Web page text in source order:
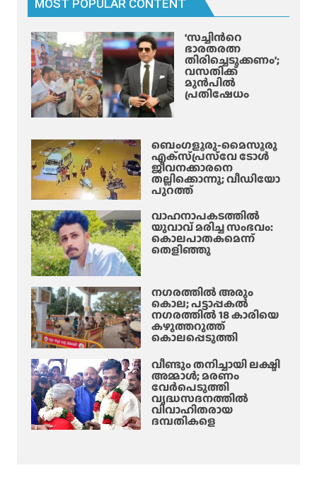
ഷ്ണ
വെ
ളി
പ്പെ
ടു
!
MOST POPULAR CONTENT
‘സച്ചിന്‍റെ
ഭാരതരത്ന
തിരിച്ചെടുക്കണം’;
വസതിക്ക്
മുൻപിൽ
പ്രതിഷേധം
ബെംഗളൂരു-മൈസൂരു
എക്‌സ്‌പ്രസ്‌വേ ടോൾ
ജീവനക്കാരനെ
തല്ലിക്കൊന്നു; വീഡിയോ
പുറത്ത്
വാഹനാപകടത്തിൽ
യുവാവ് മരിച്ച സംഭവം:
കൊലപാതകമെന്ന്
തെളിഞ്ഞു
നഗരത്തിൽ അരും
കൊല; പട്ടാപ്പകൽ
നഗരത്തിൽ 18 കാരിയെ
കഴുത്തറുത്ത്
കൊലപ്പെടുത്തി
വീണ്ടും തനിച്ചായി ലക്ഷ്മി
അമ്മാള്‍; മരണം
വേർപെടുത്തി
വൃദ്ധസദനത്തില്‍
വിവാഹിതരായ
ദമ്പതികളെ